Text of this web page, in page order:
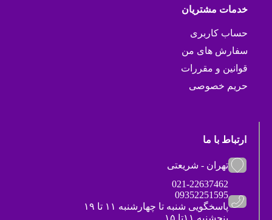
خدمات مشتریان
حساب کاربری
سفارش های من
قوانین و مقررات
حریم خصوصی
ارتباط با ما
تهران - شریعتی
021-22637462
09352251595
پاسخگویی شنبه تا چهارشنبه ۱۱ تا ۱۹
پنجشنبه ۱۱تا ۱۵